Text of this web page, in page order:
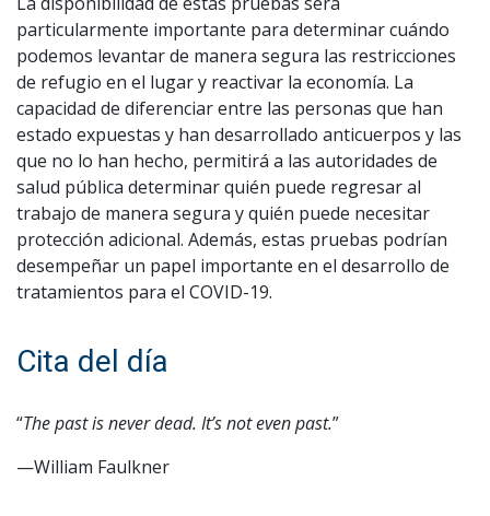
particularmente importante para determinar cuándo
podemos levantar de manera segura las restricciones
de refugio en el lugar y reactivar la economía. La
capacidad de diferenciar entre las personas que han
estado expuestas y han desarrollado anticuerpos y las
que no lo han hecho, permitirá a las autoridades de
salud pública determinar quién puede regresar al
trabajo de manera segura y quién puede necesitar
protección adicional. Además, estas pruebas podrían
desempeñar un papel importante en el desarrollo de
tratamientos para el COVID-19.
Cita del día
“The past is never dead. It’s not even past.”
—William Faulkner